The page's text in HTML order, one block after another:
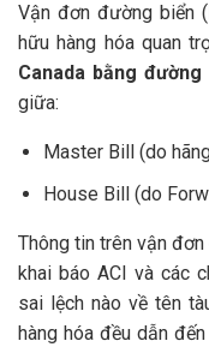
Vận đơn đường biển
hữu hàng hóa quan
Canada bằng đường
giữa:
Master Bill (do
House Bill (do
Thông tin trên vận
khai báo ACI và các
sai lệch nào về tên
hàng hóa đều dẫn